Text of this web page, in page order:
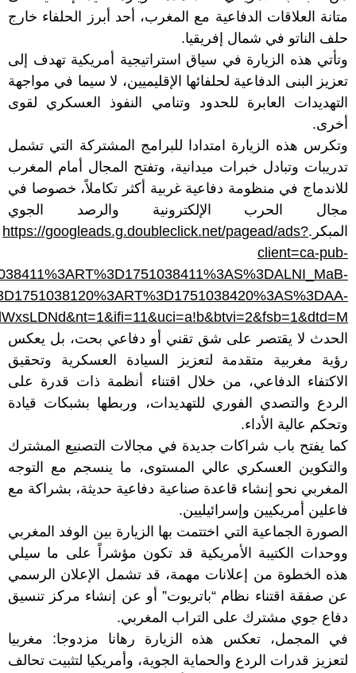
متانة العلاقات الدفاعية مع المغرب، أحد أبرز الحلفاء خارج
حلف الناتو في شمال إفريقيا.
وتأتي هذه الزيارة في سياق استراتيجية أمريكية تهدف إلى
تعزيز البنى الدفاعية لحلفائها الإقليميين، لا سيما في مواجهة
التهديدات العابرة للحدود وتنامي النفوذ العسكري لقوى
أخرى.
وتكرس هذه الزيارة امتدادا للبرامج المشتركة التي تشمل
تدريبات وتبادل خبرات ميدانية، وتفتح المجال أمام المغرب
للاندماج في منظومة دفاعية غربية أكثر تكاملاً، خصوصا في
مجال الحرب الإلكترونية والرصد الجوي
المبكر.https://googleads.g.doubleclick.net/pagead/ads?
client=ca-pub-
الحدث لا يقتصر على شق تقني أو دفاعي بحت، بل يعكس
رؤية مغربية متقدمة لتعزيز السيادة العسكرية وتحقيق
الاكتفاء الدفاعي، من خلال اقتناء أنظمة ذات قدرة على
الردع والتصدي الفوري للتهديدات، وربطها بشبكات قيادة
وتحكم عالية الأداء.
كما يفتح باب شراكات جديدة في مجالات التصنيع المشترك
والتكوين العسكري عالي المستوى، ما ينسجم مع التوجه
المغربي نحو إنشاء قاعدة صناعية دفاعية حديثة، بشراكة مع
فاعلين أمريكيين وإسرائيليين.
الصورة الجماعية التي اختتمت بها الزيارة بين الوفد المغربي
ووحدات الكتيبة الأمريكية قد تكون مؤشراً على ما سيلي
هذه الخطوة من إعلانات مهمة، قد تشمل الإعلان الرسمي
عن صفقة اقتناء نظام “باتريوت” أو عن إنشاء مركز تنسيق
دفاع جوي مشترك على التراب المغربي.
في المجمل، تعكس هذه الزيارة رهانا مزدوجا: مغربيا
لتعزيز قدرات الردع والحماية الجوية، وأمريكيا لتثبيت تحالف